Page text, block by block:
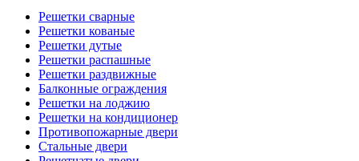
Решетки сварные
Решетки кованые
Решетки дутые
Решетки распашные
Решетки раздвижные
Балконные ограждения
Решетки на лоджию
Решетки на кондиционер
Противопожарные двери
Стальные двери